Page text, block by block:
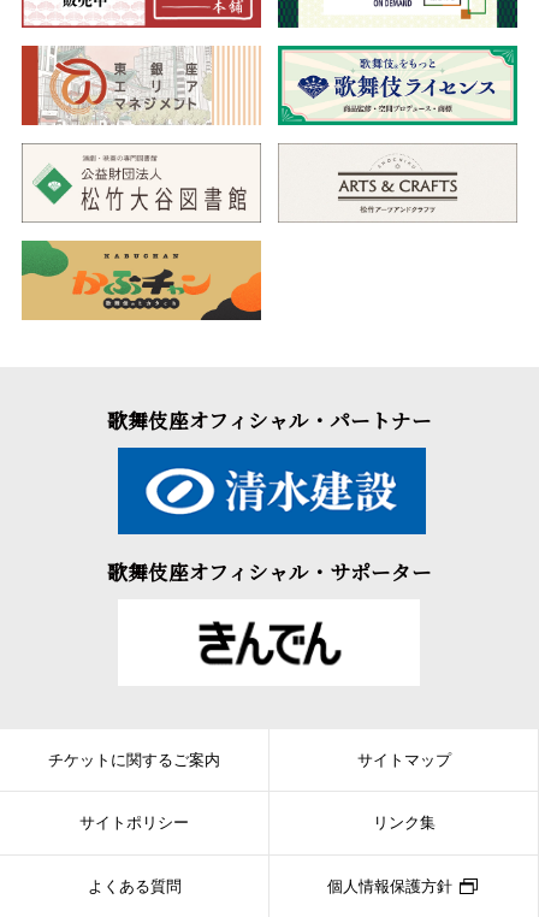
歌舞伎座オフィシャル・パートナー
歌舞伎座オフィシャル・サポーター
チケットに関するご案内 サイトマップ
サイトポリシー リンク集
よくある質問 個人情報保護方針